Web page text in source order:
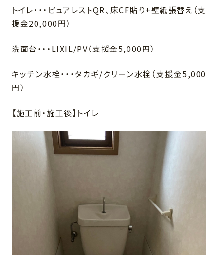
トイレ・・・ピュアレストQR、床CF貼り+壁紙張替え（支
援金20,000円）
洗面台・・・LIXIL/PV（支援金5,000円）
キッチン水栓・・・タカギ/クリーン水栓（支援金5,000
円）
【施工前・施工後】トイレ